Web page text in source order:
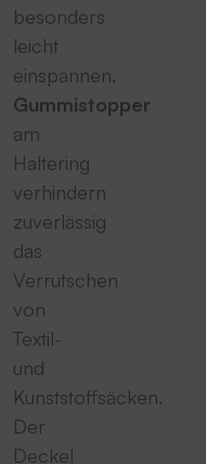
besonders
leicht
einspannen.
Gummistopper
am
Haltering
verhindern
zuverlässig
das
Verrutschen
von
Textil-
und
Kunststoffsäcken.
Der
Deckel